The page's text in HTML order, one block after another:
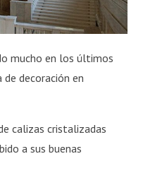
mucho en los últimos
decoración en
calizas cristalizadas
a sus buenas